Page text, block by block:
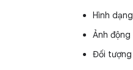
Hình dạng
Ảnh
Đối